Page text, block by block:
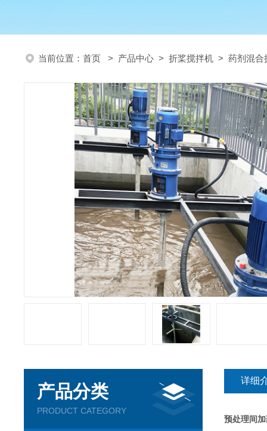
当前位置： 首页 > 产品中心 > 折桨搅拌机 > 药剂混合
产品分类
PRODUCT CATEGORY
详细
预处理间